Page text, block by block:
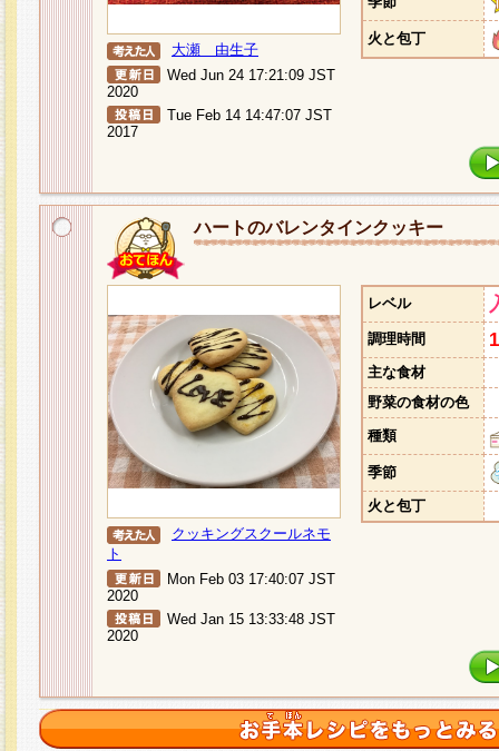
大瀬 由生子
Wed Jun 24 17:21:09 JST
2020
Tue Feb 14 14:47:07 JST
2017
火と包丁
ハートのバレンタインクッキー
クッキングスクールネモ
ト
Mon Feb 03 17:40:07 JST
2020
Wed Jan 15 13:33:48 JST
2020
レベル
調理時間
主な食材
野菜の食材の色
種類
季節
火と包丁